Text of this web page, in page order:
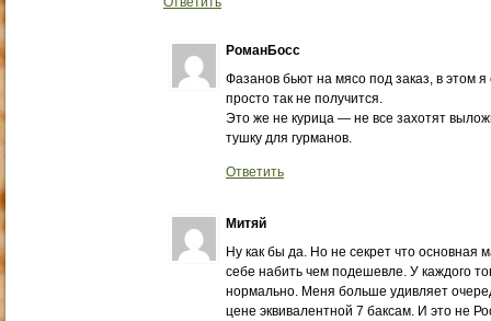
РоманБосс
Фазанов бьют на мясо под заказ, в этом я
просто так не получится.
Это же не курица — не все захотят
тушку для гурманов.
Ответить
Митяй
Ну как бы да. Но не секрет что основная
себе набить чем подешевле. У каждого
нормально. Меня больше удивляет
цене эквивалентной 7 баксам. И это не